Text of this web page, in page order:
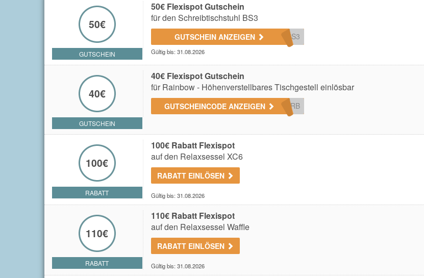
50€
GUTSCHEIN
50€ Flexispot Gutschein
für den Schreibtischstuhl BS3
GUTSCHEIN ANZEIGEN BS3
Gültig bis: 31.08.2026
40€
GUTSCHEIN
40€ Flexispot Gutschein
für Rainbow - Höhenverstellbares Tischgestell einlösbar
GUTSCHEINCODE ANZEIGEN SRB
100€
RABATT
100€ Rabatt Flexispot
auf den Relaxsessel XC6
RABATT EINLÖSEN
Gültig bis: 31.08.2026
110€
RABATT
110€ Rabatt Flexispot
auf den Relaxsessel Waffle
RABATT EINLÖSEN
Gültig bis: 31.08.2026